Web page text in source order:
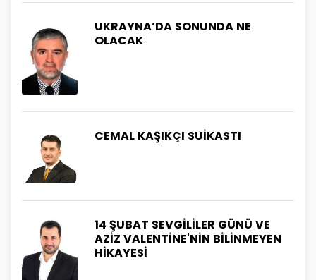
UKRAYNA’DA SONUNDA NE
OLACAK
CEMAL KAŞIKÇI SUİKASTI
14 ŞUBAT SEVGİLİLER GÜNÜ VE
AZİZ VALENTİNE'NİN BİLİNMEYEN
HİKAYESİ